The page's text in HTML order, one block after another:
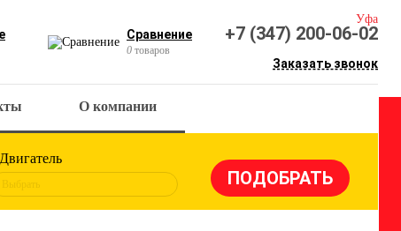
Сравнение
0 товаров
Уфа
+7 (347) 200-06-02
Заказать звонок
О компании
Двигатель
Выбрать